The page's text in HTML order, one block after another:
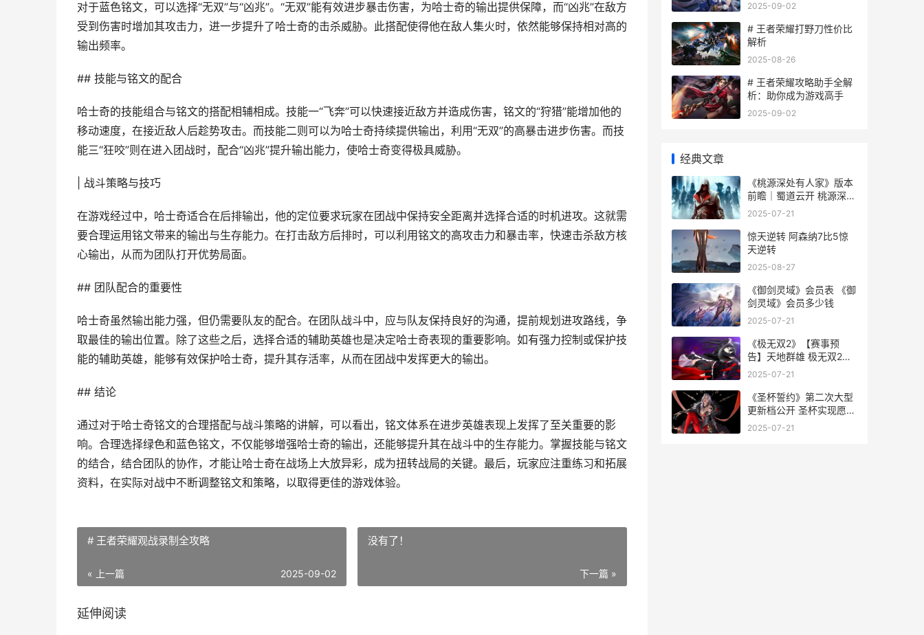
对于蓝色铭文，可以选择“无双”与“凶兆”。“无双”能有效进步暴击伤害，为哈士奇的输出提供保障，而“凶兆”在敌方
受到伤害时增加其攻击力，进一步提升了哈士奇的击杀威胁。此搭配使得他在敌人集火时，依然能够保持相对高的
输出频率。
## 技能与铭文的配合
哈士奇的技能组合与铭文的搭配相辅相成。技能一“飞奔”可以快速接近敌方并造成伤害，铭文的“狩猎”能增加他的
移动速度，在接近敌人后趁势攻击。而技能二则可以为哈士奇持续提供输出，利用“无双”的高暴击进步伤害。而技
能三“狂咬”则在进入团战时，配合“凶兆”提升输出能力，使哈士奇变得极具威胁。
| 战斗策略与技巧
在游戏经过中，哈士奇适合在后排输出，他的定位要求玩家在团战中保持安全距离并选择合适的时机进攻。这就需
要合理运用铭文带来的输出与生存能力。在打击敌方后排时，可以利用铭文的高攻击力和暴击率，快速击杀敌方核
心输出，从而为团队打开优势局面。
## 团队配合的重要性
哈士奇虽然输出能力强，但仍需要队友的配合。在团队战斗中，应与队友保持良好的沟通，提前规划进攻路线，争
取最佳的输出位置。除了这些之后，选择合适的辅助英雄也是决定哈士奇表现的重要影响。如有强力控制或保护技
能的辅助英雄，能够有效保护哈士奇，提升其存活率，从而在团战中发挥更大的输出。
## 结论
通过对于哈士奇铭文的合理搭配与战斗策略的讲解，可以看出，铭文体系在进步英雄表现上发挥了至关重要的影
响。合理选择绿色和蓝色铭文，不仅能够增强哈士奇的输出，还能够提升其在战斗中的生存能力。掌握技能与铭文
的结合，结合团队的协作，才能让哈士奇在战场上大放异彩，成为扭转战局的关键。最后，玩家应注重练习和拓展
资料，在实际对战中不断调整铭文和策略，以取得更佳的游戏体验。
# 王者荣耀观战录制全攻略
« 上一篇 2025-09-02
没有了！
下一篇 »
延伸阅读
2025-09-02
# 王者荣耀打野刀性价比
解析
2025-08-26
# 王者荣耀攻略助手全解
析：助你成为游戏高手
2025-09-02
经典文章
《桃源深处有人家》版本
前瞻｜蜀道云开 桃源深处
有人家菜谱
2025-07-21
惊天逆转 阿森纳7比5惊
天逆转
2025-08-27
《御剑灵域》会员表 《御
剑灵域》会员多少钱
2025-07-21
《极无双2》【赛事预
告】天地群雄 极无双2武
将搭配阵容
2025-07-21
《圣杯誓约》第二次大型
更新档公开 圣杯实现愿望
的原理
2025-07-21